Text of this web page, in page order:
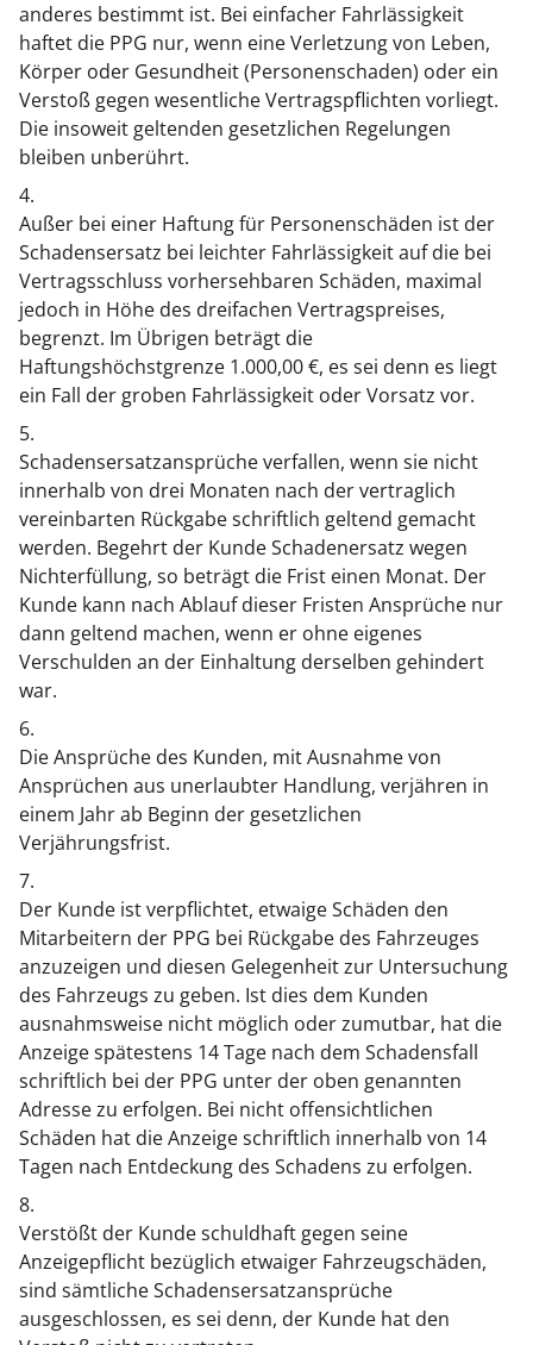
anderes bestimmt ist. Bei einfacher Fahrlässigkeit
haftet die PPG nur, wenn eine Verletzung von Leben,
Körper oder Gesundheit (Personenschaden) oder ein
Verstoß gegen wesentliche Vertragspflichten vorliegt.
Die insoweit geltenden gesetzlichen Regelungen
bleiben unberührt.
4.
Außer bei einer Haftung für Personenschäden ist der
Schadensersatz bei leichter Fahrlässigkeit auf die bei
Vertragsschluss vorhersehbaren Schäden, maximal
jedoch in Höhe des dreifachen Vertragspreises,
begrenzt. Im Übrigen beträgt die
Haftungshöchstgrenze 1.000,00 €, es sei denn es liegt
ein Fall der groben Fahrlässigkeit oder Vorsatz vor.
5.
Schadensersatzansprüche verfallen, wenn sie nicht
innerhalb von drei Monaten nach der vertraglich
vereinbarten Rückgabe schriftlich geltend gemacht
werden. Begehrt der Kunde Schadenersatz wegen
Nichterfüllung, so beträgt die Frist einen Monat. Der
Kunde kann nach Ablauf dieser Fristen Ansprüche nur
dann geltend machen, wenn er ohne eigenes
Verschulden an der Einhaltung derselben gehindert
war.
6.
Die Ansprüche des Kunden, mit Ausnahme von
Ansprüchen aus unerlaubter Handlung, verjähren in
einem Jahr ab Beginn der gesetzlichen
Verjährungsfrist.
7.
Der Kunde ist verpflichtet, etwaige Schäden den
Mitarbeitern der PPG bei Rückgabe des Fahrzeuges
anzuzeigen und diesen Gelegenheit zur Untersuchung
des Fahrzeugs zu geben. Ist dies dem Kunden
ausnahmsweise nicht möglich oder zumutbar, hat die
Anzeige spätestens 14 Tage nach dem Schadensfall
schriftlich bei der PPG unter der oben genannten
Adresse zu erfolgen. Bei nicht offensichtlichen
Schäden hat die Anzeige schriftlich innerhalb von 14
Tagen nach Entdeckung des Schadens zu erfolgen.
8.
Verstößt der Kunde schuldhaft gegen seine
Anzeigepflicht bezüglich etwaiger Fahrzeugschäden,
sind sämtliche Schadensersatzansprüche
ausgeschlossen, es sei denn, der Kunde hat den